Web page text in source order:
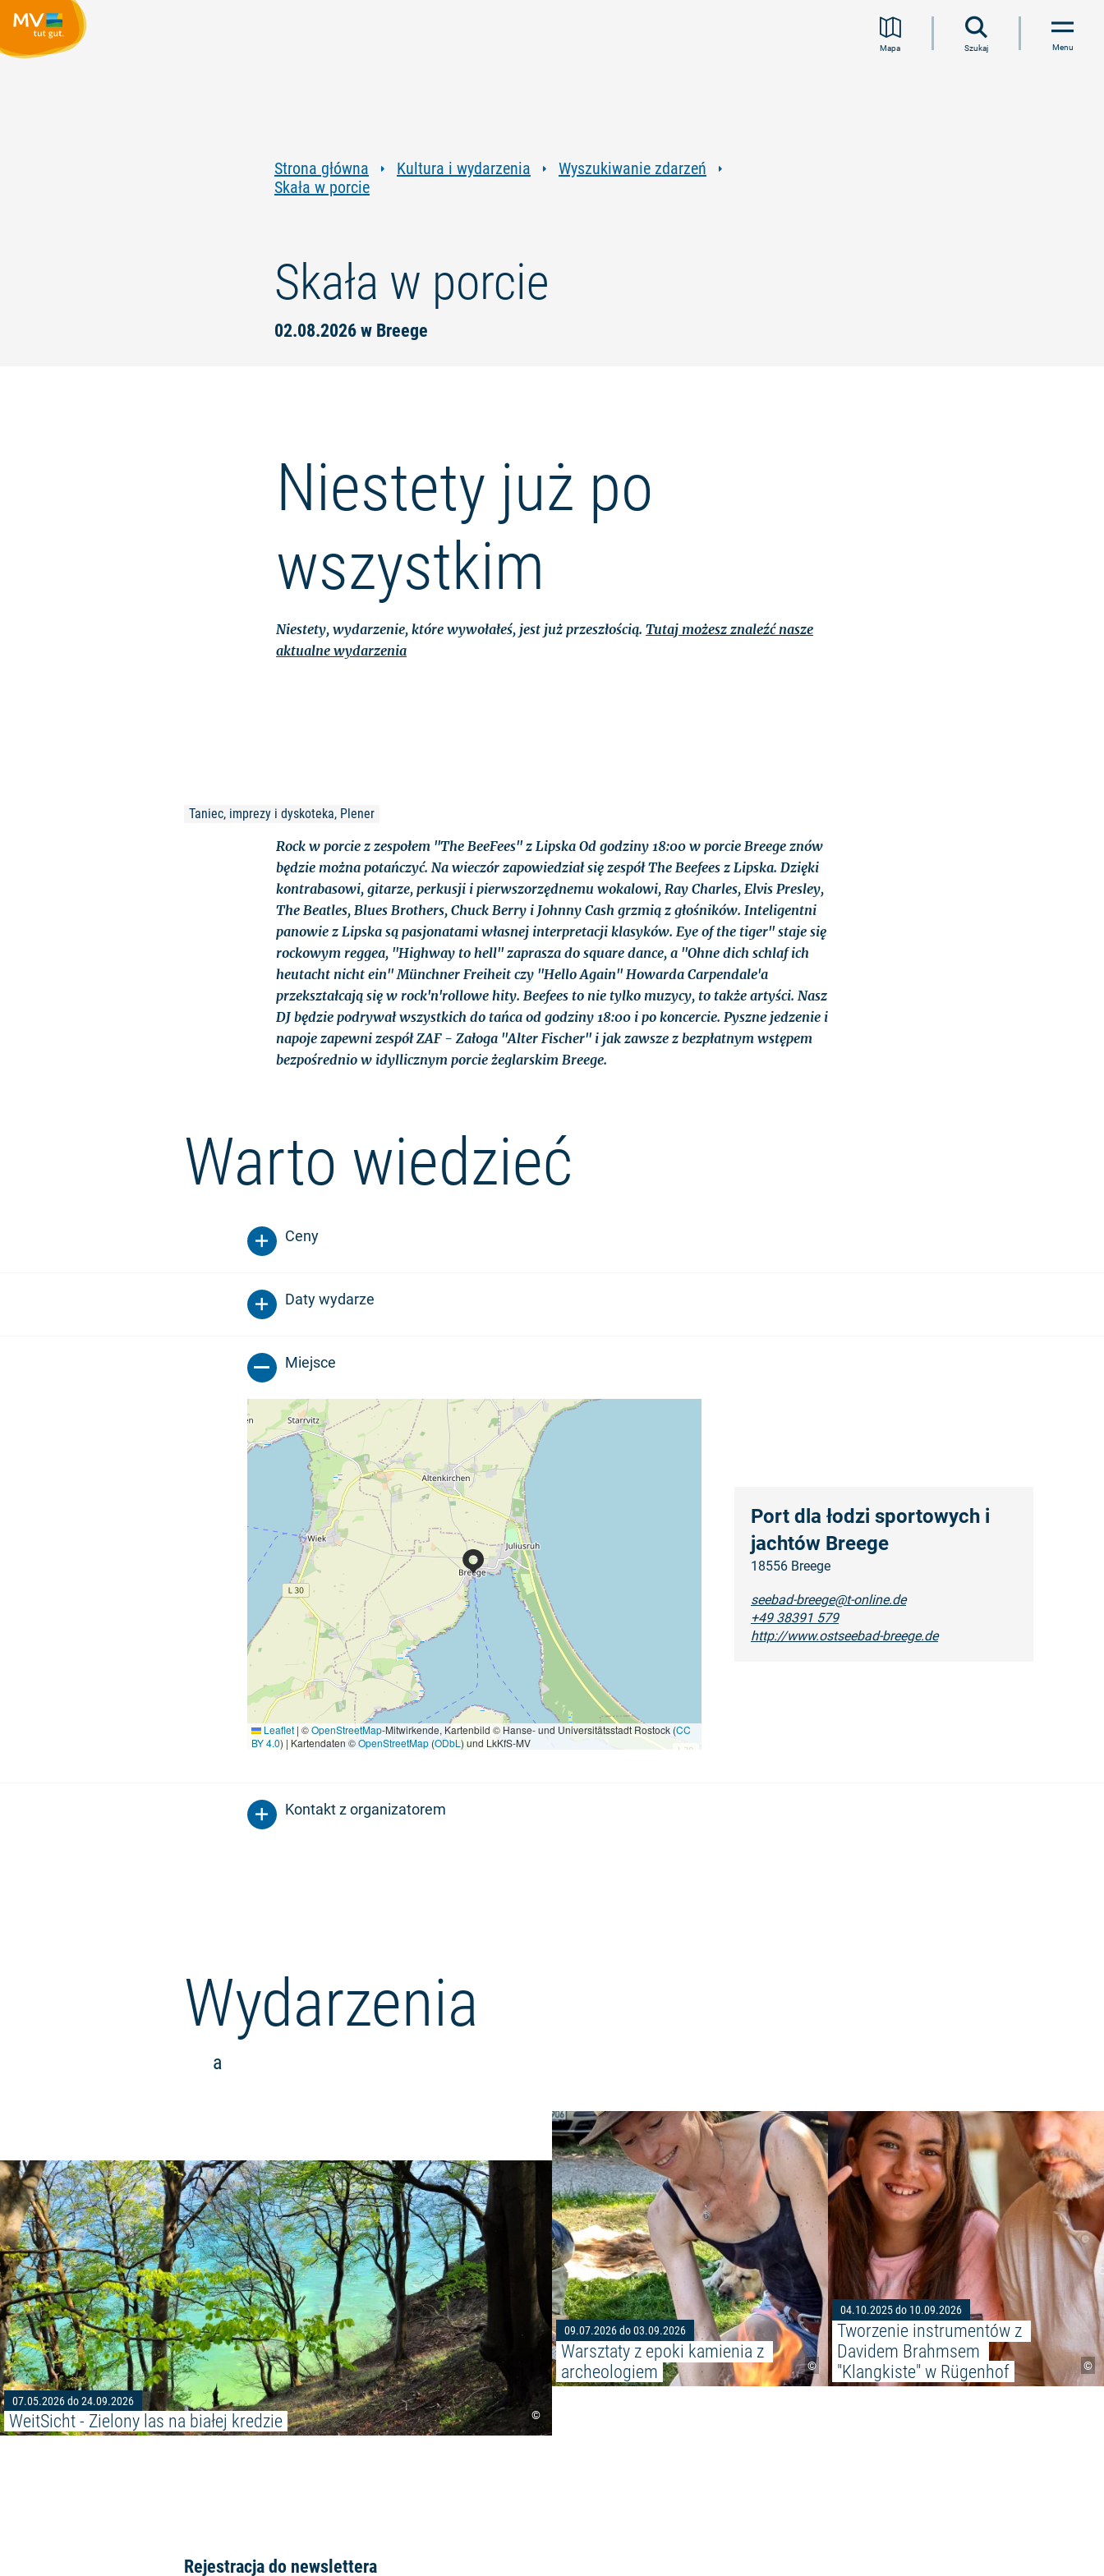
Mapa Szukaj Menu
Strona główna Kultura i wydarzenia
Wyszukiwanie zdarzeń
Skała w porcie
Skała w porcie
02.08.2026 w Breege
Niestety już po
wszystkim
Niestety, wydarzenie, które wywołałeś, jest już przeszłością. Tutaj możesz znaleźć nasze
aktualne wydarzenia
Taniec, imprezy i dyskoteka, Plener
Rock w porcie z zespołem "The BeeFees" z Lipska Od godziny 18:00 w porcie Breege znów
będzie można potańczyć. Na wieczór zapowiedział się zespół The Beefees z Lipska. Dzięki
kontrabasowi, gitarze, perkusji i pierwszorzędnemu wokalowi, Ray Charles, Elvis Presley,
The Beatles, Blues Brothers, Chuck Berry i Johnny Cash grzmią z głośników. Inteligentni
panowie z Lipska są pasjonatami własnej interpretacji klasyków. Eye of the tiger" staje się
rockowym reggea, "Highway to hell" zaprasza do square dance, a "Ohne dich schlaf ich
heutacht nicht ein" Münchner Freiheit czy "Hello Again" Howarda Carpendale'a
przekształcają się w rock'n'rollowe hity. Beefees to nie tylko muzycy, to także artyści. Nasz
DJ będzie podrywał wszystkich do tańca od godziny 18:00 i po koncercie. Pyszne jedzenie i
napoje zapewni zespół ZAF - Załoga "Alter Fischer" i jak zawsze z bezpłatnym wstępem
bezpośrednio w idyllicznym porcie żeglarskim Breege.
Warto wiedzieć
Ceny
Daty wydarze
Miejsce
Leaflet | ©OpenStreetMap-Mitwirkende, Kartenbild © Hanse- und Universitätsstadt Rostock (CC
BY 4.0) | Kartendaten ©OpenStreetMap(ODbL ) und LkKfS-MV
Port dla łodzi sportowych i
jachtów Breege
18556 Breege
seebad-breege@t-online.de
+49 38391 579
http://www.ostseebad-breege.de
Kontakt z organizatorem
Wydarzenia
a
©
07.05.2026 do 24.09.2026
WeitSicht - Zielony las na białej kredzie
Czytaj więcej: "WeitSicht - Zielony las na białej kredzie"
©
09.07.2026 do 03.09.2026
Warsztaty z epoki kamienia z
archeologiem
Czytaj więcej: "Warsztaty z epoki kamienia z
©
04.10.2025 do 10.09.2026
Tworzenie instrumentów z
Davidem Brahmsem
"Klangkiste" w Rügenhof
Rejestracja do newslettera